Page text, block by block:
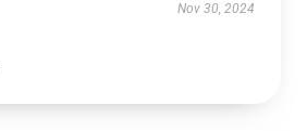
Nov 30, 2024